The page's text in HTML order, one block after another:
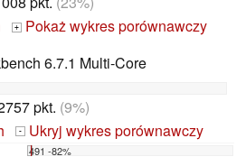
+
Pokaż wykres porównawczy
6.7.1 Multi-Core
pkt. (9%)
- Ukryj wykres porównawczy
491 -82%